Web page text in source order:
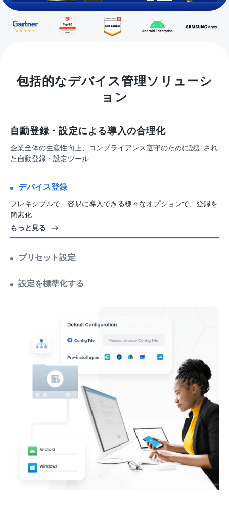
包括的なデバイス管理ソリューシ
ョン
自動登録・設定による導入の合理化
企業全体の生産性向上、コンプライアンス遵守のために設計され
た自動登録・設定ツール
デバイス登録
プリセット設定
カスタマイズ可能なテンプレートで、デバイスの設定をすばやく
プリセット